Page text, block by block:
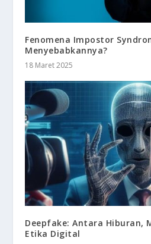
Fenomena Impostor
Menyebabkannya?
18 Maret 2025
Deepfake: Antara Hiburan,
Etika Digital